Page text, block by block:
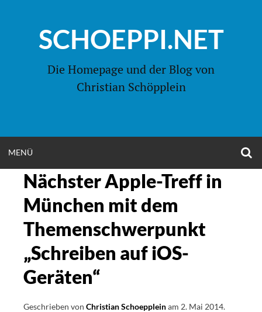
springenSCHOEPPI.NET
Die Homepage und der Blog von
Christian Schöpplein
MENÜ
MENU
Nächster Apple-Treff in
München mit dem
Themenschwerpunkt
„Schreiben auf iOS-
Geräten“
Geschrieben von Christian Schoeppleinam 2. Mai 2014.